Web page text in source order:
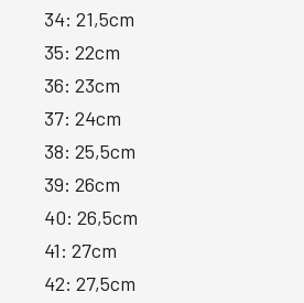
34: 21,5cm
35: 22cm
36: 23cm
37: 24cm
38: 25,5cm
39: 26cm
40: 26,5cm
41: 27cm
42: 27,5cm